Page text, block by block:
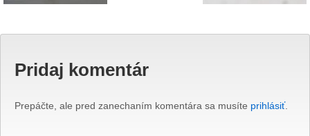
Pridaj komentár
Prepáčte, ale pred zanechaním komentára sa musíte prihlásiť.